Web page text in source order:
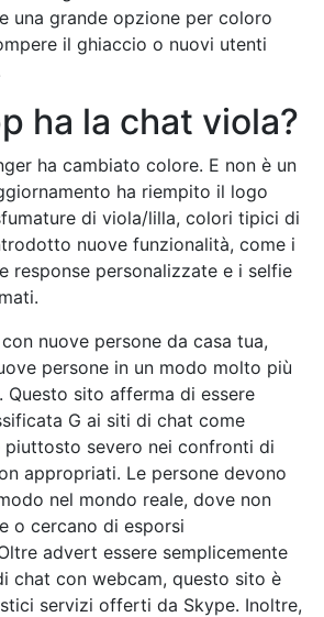
una grande opzione per coloro
il ghiaccio o nuovi utenti
ha la chat viola?
ha cambiato colore. E non è un
ha riempito il logo
di viola/lilla, colori tipici di
nuove funzionalità, come i
response personalizzate e i selfie
nuove persone da casa tua,
persone in un modo molto più
Questo sito afferma di essere
G ai siti di chat come
piuttosto severo nei confronti di
appropriati. Le persone devono
nel mondo reale, dove non
o cercano di esporsi
advert essere semplicemente
chat con webcam, questo sito è
servizi offerti da Skype. Inoltre,